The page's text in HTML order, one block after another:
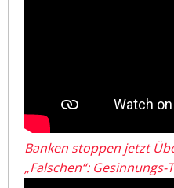
Banken stoppen jetzt
„Falschen“: Gesinnungs-